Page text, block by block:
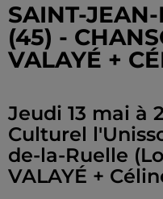
SAINT-
(45) -
VALAYÉ +
Jeudi 13 mai à
Culturel
de-la-Ruelle
VALAYÉ +